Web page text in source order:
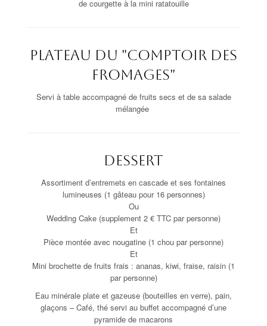
de courgette à la mini ratatouille
Plateau du "Comptoir des
fromages"
Servi à table accompagné de fruits secs et de sa salade
mélangée
Dessert
Assortiment d’entremets en cascade et ses fontaines
lumineuses (1 gâteau pour 16 personnes)
Ou
Wedding Cake (supplement 2 € TTC par personne)
Et
Pièce montée avec nougatine (1 chou par personne)
Et
Mini brochette de fruits frais : ananas, kiwi, fraise, raisin (1
par personne)
Eau minérale plate et gazeuse (bouteilles en verre), pain,
glaçons – Café, thé servi au buffet accompagné d’une
pyramide de macarons